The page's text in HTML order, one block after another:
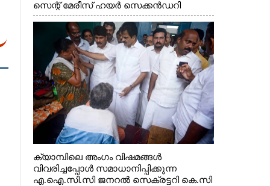
സെന്റ് മേരീസ് ഹയർ സെക്കൻഡറി
സ്കൂളിലെ ക്യാമ്പിലെത്തിയ എ.ഐ.സി.സി
ജനറൽ സെക്രട്ടറി കെ.സി
വേണുഗോപാൽ എം.പി കുരുന്നിനെ
എടുത്ത് ലാളിച്ചപ്പോൾ. സഹകരണ-
എക്സൈസ് വകുപ്പ് മന്ത്രി എം. ലിജു,
കൃഷിവകുപ്പ് മന്ത്രി ടി. സിദ്ദിഖ്, റെജി
ചെറിയാൻ എം. എൽ. എ എന്നിവർ സമീപം
ക്യാമ്പിലെ അംഗം വിഷമങ്ങൾ
വിവരിച്ചപ്പോൾ സമാധാനിപ്പിക്കുന്ന
എ.ഐ.സി.സി ജനറൽ സെക്രട്ടറി കെ.സി